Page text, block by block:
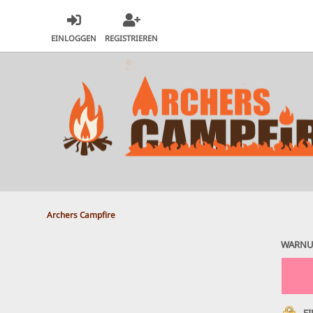
EINLOGGEN REGISTRIEREN
Archers Campfire